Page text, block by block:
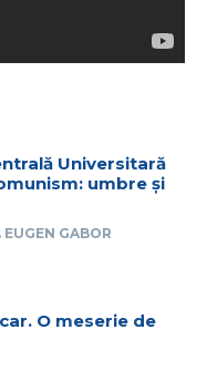
Universitară
umbre și
GABOR
O meserie de